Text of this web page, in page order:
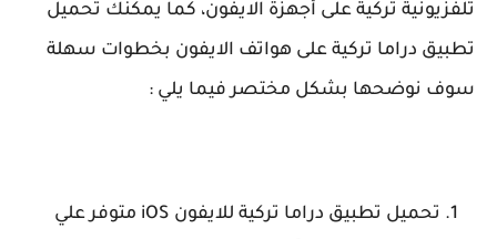
تلفزيونية تركية على أجهزة الايفون، كما يمكنك تحميل
تطبيق دراما تركية على هواتف الايفون بخطوات سهلة
سوف نوضحها بشكل مختصر فيما يلي :
تحميل تطبيق دراما تركية للايفون iOS متوفر علي